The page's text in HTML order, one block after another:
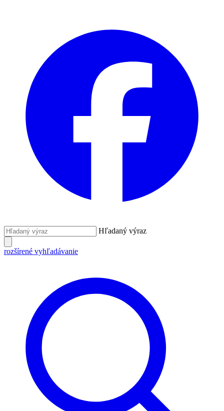
Hľadaný výraz
rozšírené vyhľadávanie